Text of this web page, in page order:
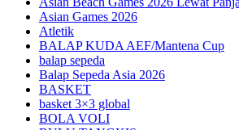
Asian Games 2026
Atletik
BALAP KUDA AEF/Mantena Cup
balap sepeda
Balap Sepeda Asia 2026
BASKET
basket 3×3 global
BOLA VOLI